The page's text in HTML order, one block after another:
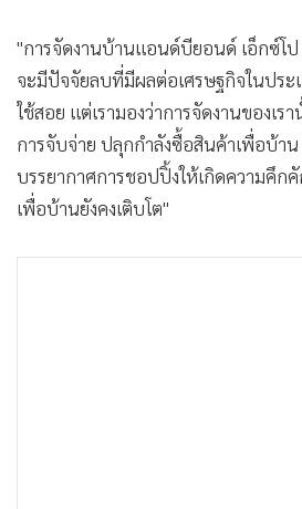
"การจัดงานบ้านแอนด์บียอนด์ เอ็กซ์โป
จะมีปัจจัยลบที่มีผลต่อเศรษฐกิจในประ
ใช้สอย แต่เรามองว่าการจัดงานของเร
การจับจ่าย ปลุกกำลังซื้อสินค้าเพื่อบ้าน
บรรยากาศการชอปปิ้งให้เกิดความคึก
เพื่อบ้านยังคงเติบโต"